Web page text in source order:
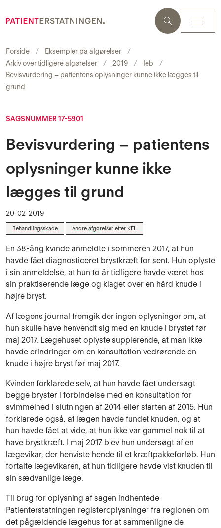
Forside
Eksempler på afgørelser
Arkiv over tidligere afgørelser
2019
feb
Bevisvurdering – patientens oplysninger kunne ikke lægges til
grund
SAGSNUMMER 17-5901
Bevisvurdering – patientens
oplysninger kunne ikke
lægges til grund
20-02-2019
Behandlingsskade Andre afgørelser efter KEL
En 38-årig kvinde anmeldte i sommeren 2017, at hun
havde fået diagnosticeret brystkræft for sent. Hun oplyste
i sin anmeldelse, at hun to år tidligere havde været hos
sin praktiserende læge og klaget over en hård knude i
højre bryst.
Af lægens journal fremgik der ingen oplysninger om, at
hun skulle have henvendt sig med en knude i brystet før
maj 2017. Lægehuset oplyste supplerende, at man ikke
havde erindringer om en konsultation vedrørende en
knude i højre bryst før maj 2017.
Kvinden forklarede selv, at hun havde fået undersøgt
begge bryster i forbindelse med en konsultation for
svimmelhed i slutningen af 2014 eller starten af 2015. Hun
forklarede også, at lægen havde fundet knuden, og at
hun havde fået at vide, at hun ikke var gammel nok til at
have brystkræft. I maj 2017 blev hun undersøgt af en
lægevikar, der henviste hende til et kræftpakkeforløb. Hun
fortalte lægevikaren, at hun tidligere havde vist knuden til
sin sædvanlige læge.
Til brug for oplysning af sagen indhentede
Patienterstatningen registeroplysninger fra regionen om
det pågældende lægehus for at sammenligne de